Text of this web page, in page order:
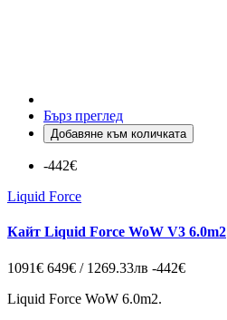
Бърз преглед
Добавяне към количката
-442€
Liquid Force
Кайт Liquid Force WoW V3 6.0m2
1091€ 649€ / 1269.33лв -442€
Liquid Force WoW 6.0m2.